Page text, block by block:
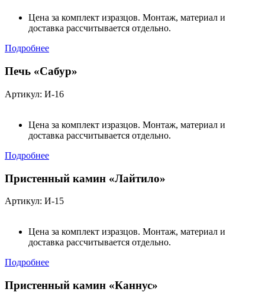
Цена за комплект изразцов. Монтаж, материал и
доставка рассчитывается отдельно.
Подробнее
Печь «Сабур»
Артикул: И-16
Цена за комплект изразцов. Монтаж, материал и
доставка рассчитывается отдельно.
Подробнее
Пристенный камин «Лайтило»
Артикул: И-15
Цена за комплект изразцов. Монтаж, материал и
доставка рассчитывается отдельно.
Подробнее
Пристенный камин «Каннус»